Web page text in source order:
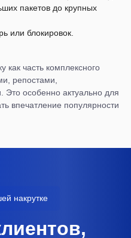
пакетов до крупных
или блокировок.
как часть комплексного
репостами,
особенно актуально для
впечатление популярности
накрутке